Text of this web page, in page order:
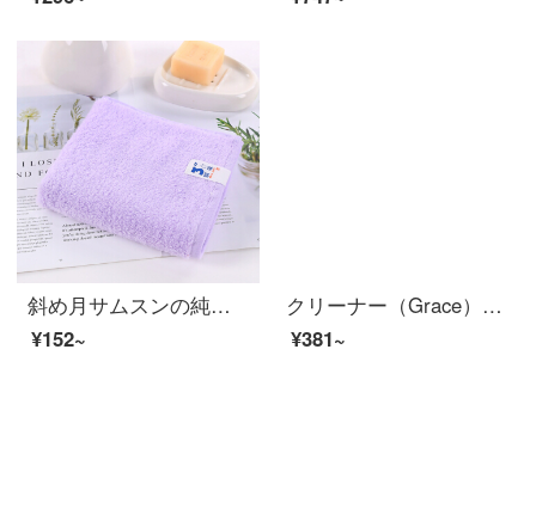
斜め月サムスンの純綿の顔のタオルは超吸水性のタオルを超えます。大人は厚い顔のタオルをプラスします。1枚は綿砂糖のタオル（紫）を詰めます。
¥152~
クリーナー（Grace）新疆綿バスタオルA種類の綿を厚くして、柔らかく水を吸い込む素色の男女通用のシングルストリップで140*70 cm 375 gレンコンの粉の色を入れます。
¥381~